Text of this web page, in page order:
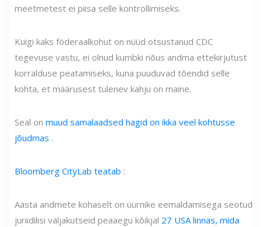
meetmetest ei piisa selle kontrollimiseks.
Kuigi kaks föderaalkohut on nüüd otsustanud CDC
tegevuse vastu, ei olnud kumbki nõus andma ettekirjutust
korralduse peatamiseks, kuna puuduvad tõendid selle
kohta, et määrusest tulenev kahju on maine.
Seal on muud samalaadsed hagid on ikka veel kohtusse
jõudmas .
Bloomberg CityLab teatab :
Aasta andmete kohaselt on üürnike eemaldamisega seotud
juriidilisi väljakutseid peaaegu kõikjal 27 USA linnas, mida